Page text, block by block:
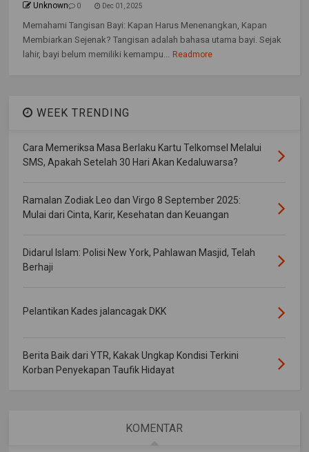
Unknown 0 Dec 01, 2025
Memahami Tangisan Bayi: Kapan Harus Menenangkan, Kapan
Membiarkan Sejenak? Tangisan adalah bahasa utama bayi. Sejak
lahir, bayi belum memiliki kemampu... Readmore
WEEK TRENDING
Cara Memeriksa Masa Berlaku Kartu Telkomsel Melalui
SMS, Apakah Setelah 30 Hari Akan Kedaluwarsa?
Ramalan Zodiak Leo dan Virgo 8 September 2025:
Mulai dari Cinta, Karir, Kesehatan dan Keuangan
Didarul Islam: Polisi New York, Pahlawan Masjid, Telah
Berhaji
Pelantikan Kades jalancagak DKK
Berita Baik dari YTR, Kakak Ungkap Kondisi Terkini
Korban Penyekapan Taufik Hidayat
KOMENTAR